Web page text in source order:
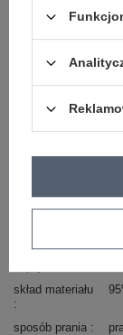
dominujący
dekolt
długość
styl
skład materiału
sposób prania